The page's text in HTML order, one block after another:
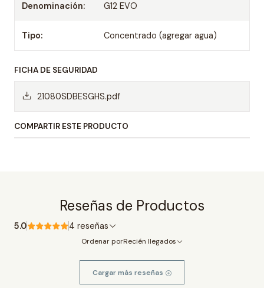
Denominación: G12 EVO
Tipo: Concentrado (agregar agua)
FICHA DE SEGURIDAD
21080SDBESGHS.pdf
COMPARTIR ESTE PRODUCTO
Reseñas de Productos
5.0 4 reseñas
Ordenar porRecién llegados
Cargar más reseñas